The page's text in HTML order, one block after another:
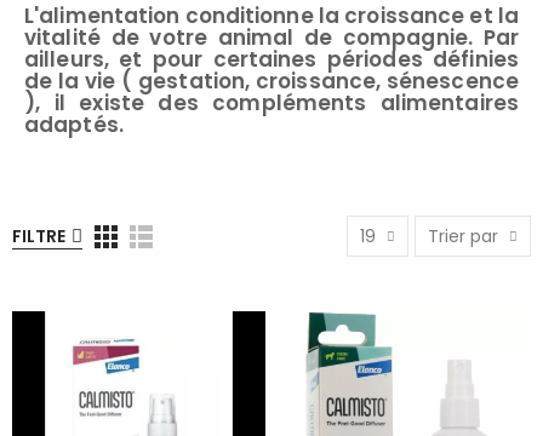
L'alimentation conditionne la croissance et la
vitalité de votre animal de compagnie. Par
ailleurs, et pour certaines périodes définies
de la vie ( gestation, croissance, sénescence
), il existe des compléments alimentaires
adaptés.
FILTRE 19 Trier par